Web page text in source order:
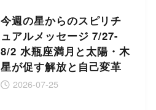
今週の星からのスピリチ
ュアルメッセージ 7/27-
8/2 水瓶座満月と太陽・木
星が促す解放と自己変革
2026-07-25